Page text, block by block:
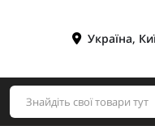
Україна,